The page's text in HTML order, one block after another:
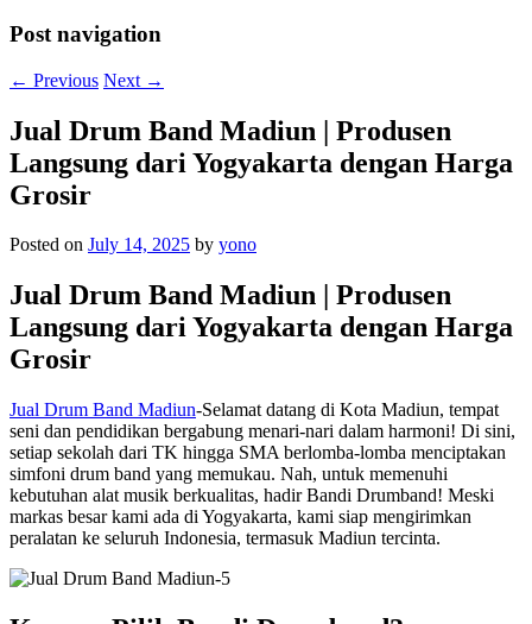
Post navigation
← Previous Next →
Jual Drum Band Madiun | Produsen
Langsung dari Yogyakarta dengan Harga
Grosir
Posted on July 14, 2025 by yono
Jual Drum Band Madiun | Produsen
Langsung dari Yogyakarta dengan Harga
Grosir
Jual Drum Band Madiun-Selamat datang di Kota Madiun, tempat
seni dan pendidikan bergabung menari-nari dalam harmoni! Di sini,
setiap sekolah dari TK hingga SMA berlomba-lomba menciptakan
simfoni drum band yang memukau. Nah, untuk memenuhi
kebutuhan alat musik berkualitas, hadir Bandi Drumband! Meski
markas besar kami ada di Yogyakarta, kami siap mengirimkan
peralatan ke seluruh Indonesia, termasuk Madiun tercinta.